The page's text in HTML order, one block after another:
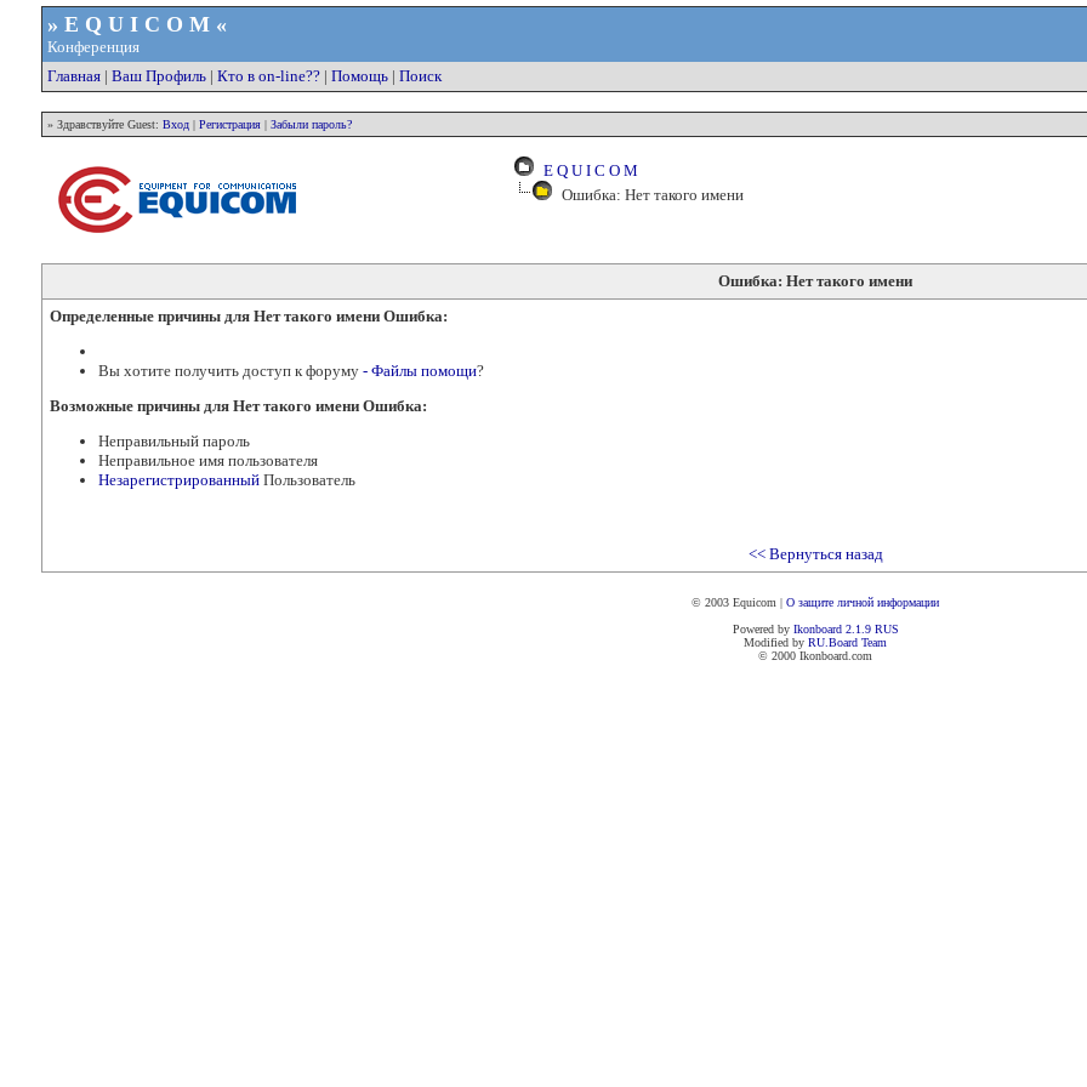
» E Q U I C O M «
Конференция
Главная | Ваш Профиль | Кто в on-line?? | Помощь | Поиск
» Здравствуйте Guest: Вход | Регистрация | Забыли пароль?
E Q U I C O M
Ошибка: Нет такого имени
Ошибка: Нет такого имени
Определенные причины для Нет такого имени Ошибка:
Вы хотите получить доступ к форуму - Файлы помощи?
Возможные причины для Нет такого имени Ошибка:
Неправильный пароль
Неправильное имя пользователя
Незарегистрированный Пользователь
<< Вернуться назад
© 2003 Equicom | О защите личной информации
Powered by Ikonboard 2.1.9 RUS
Modified by RU.Board Team
© 2000 Ikonboard.com